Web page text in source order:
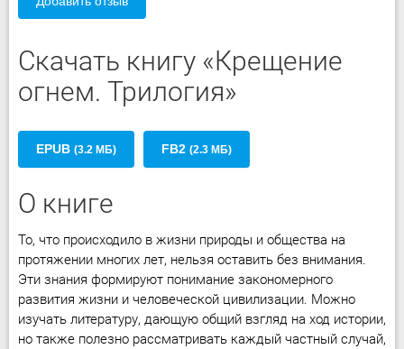
Скачать книгу «Крещение
огнем. Трилогия»
EPUB (3.2 МБ) FB2 (2.3 МБ)
О книге
То, что происходило в жизни природы и общества на
протяжении многих лет, нельзя оставить без внимания.
Эти знания формируют понимание закономерного
развития жизни и человеческой цивилизации. Можно
изучать литературу, дающую общий взгляд на ход истории,
но также полезно рассматривать каждый частный случай,